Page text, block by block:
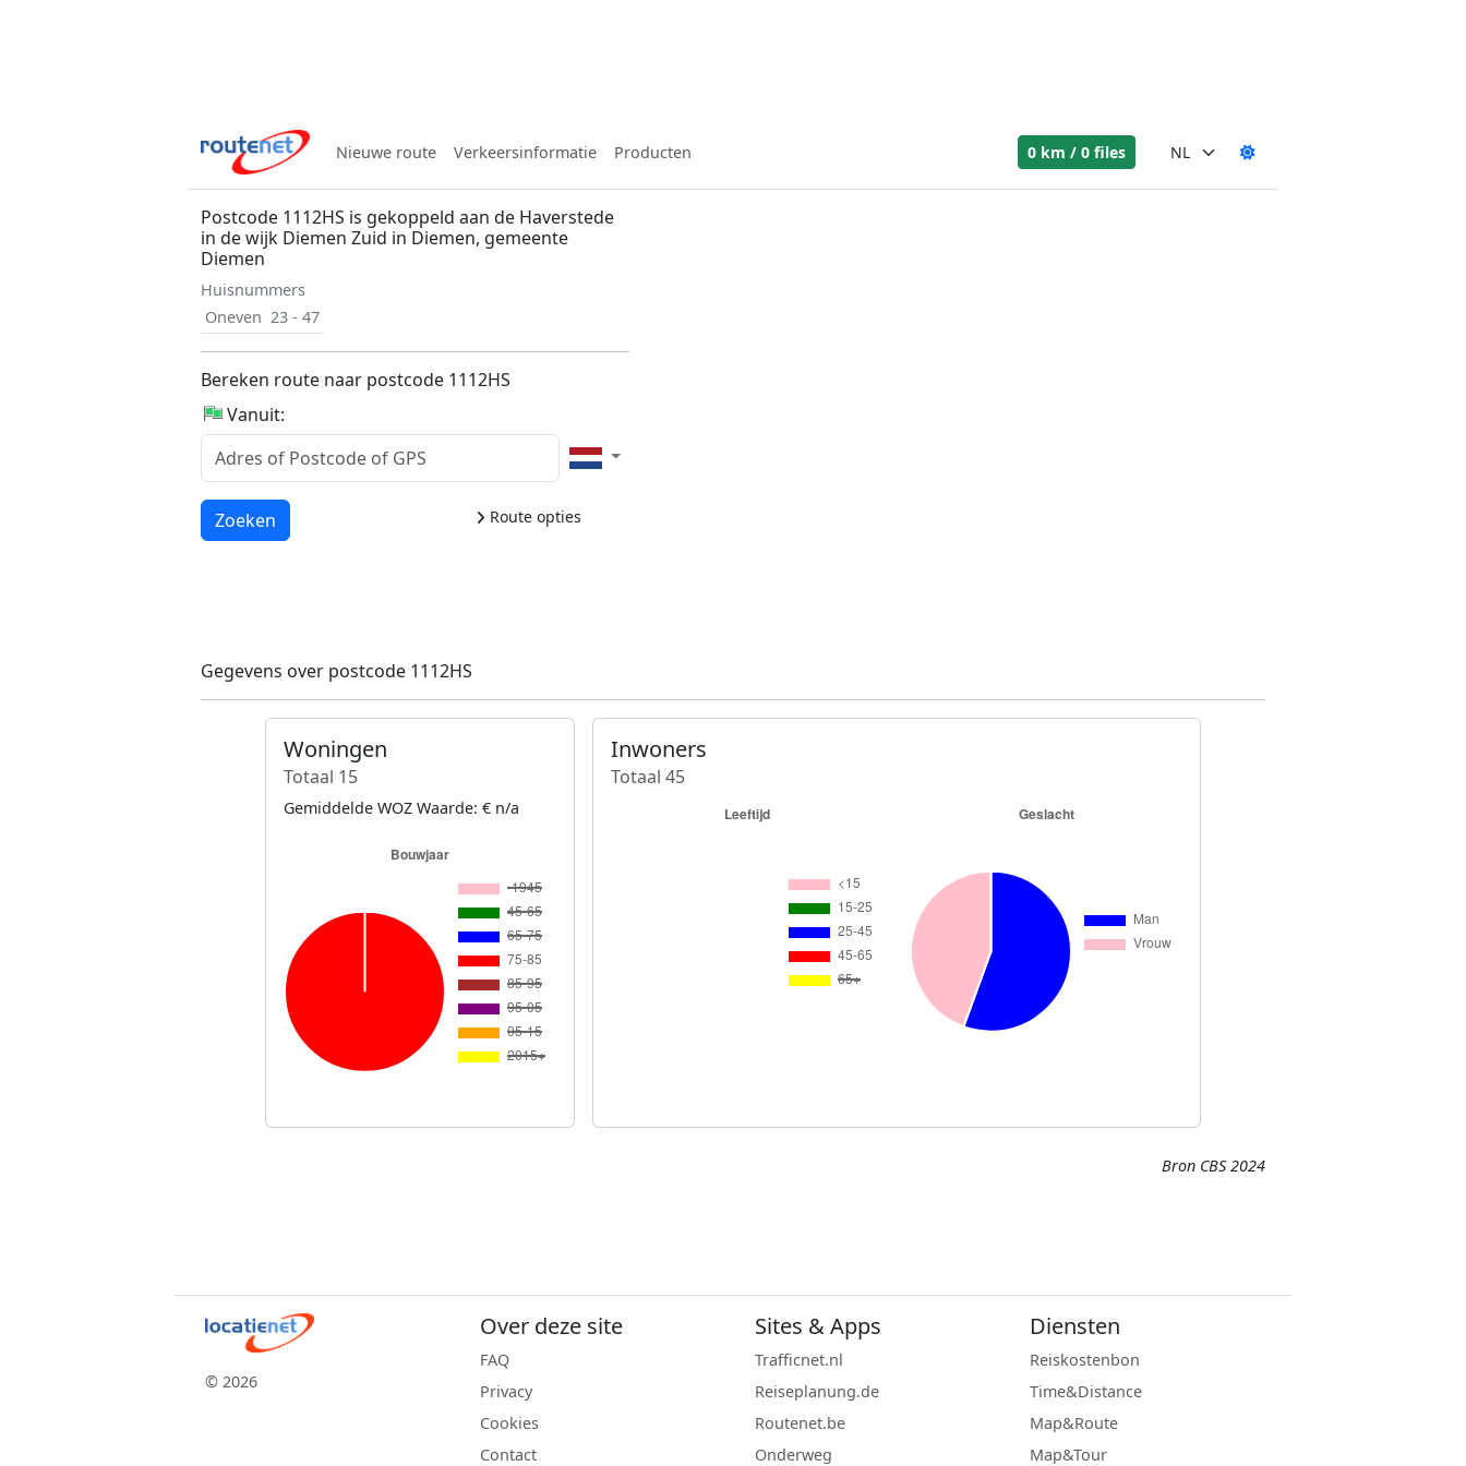
Nieuwe route Verkeersinformatie Producten 0 km / 0 files
Postcode 1112HS is gekoppeld aan de Haverstede
in de wijk Diemen Zuid in Diemen, gemeente
Diemen
Huisnummers
Oneven 23 - 47
Bereken route naar postcode 1112HS
Vanuit:
Route opties
Laden...
Zoeken
Gegevens over postcode 1112HS
Woningen
Totaal 15
Gemiddelde WOZ Waarde: € n/a
Inwoners
Totaal 45
Bron CBS 2024
© 2026
Over deze site
FAQ
Privacy
Cookies
Contact
Sites & Apps
Trafficnet.nl
Reiseplanung.de
Routenet.be
Onderweg
Diensten
Reiskostenbon
Time&Distance
Map&Route
Map&Tour